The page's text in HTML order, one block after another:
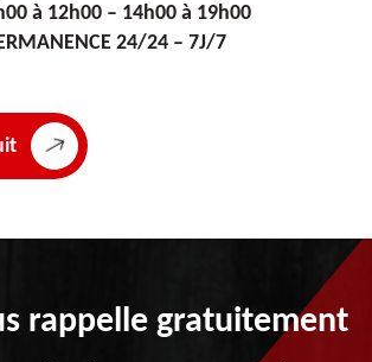
à 12h00 – 14h00 à 19h00
24/24 – 7J/7
rappelle gratuitement